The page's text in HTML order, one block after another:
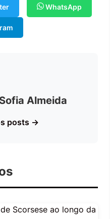
WhatsApp
Almeida
posts →